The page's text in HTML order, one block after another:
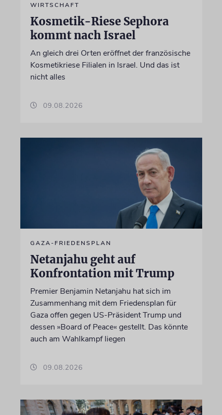
WIRTSCHAFT
Kosmetik-Riese Sephora
kommt nach Israel
An gleich drei Orten eröffnet der französische
Kosmetikriese Filialen in Israel. Und das ist
nicht alles
09.08.2026
GAZA-FRIEDENSPLAN
Netanjahu geht auf
Konfrontation mit Trump
Premier Benjamin Netanjahu hat sich im
Zusammenhang mit dem Friedensplan für
Gaza offen gegen US-Präsident Trump und
dessen »Board of Peace« gestellt. Das könnte
auch am Wahlkampf liegen
09.08.2026